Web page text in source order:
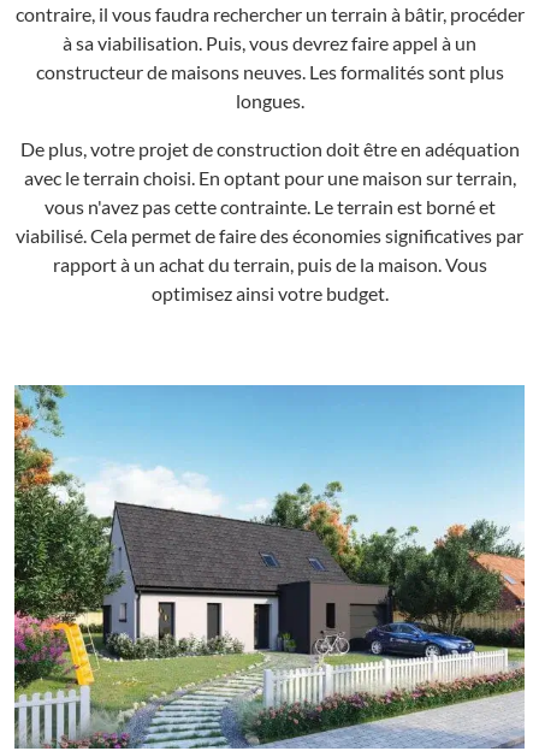
contraire, il vous faudra rechercher un terrain à bâtir, procéder
à sa viabilisation. Puis, vous devrez faire appel à un
constructeur de maisons neuves. Les formalités sont plus
longues.
De plus, votre projet de construction doit être en adéquation
avec le terrain choisi. En optant pour une maison sur terrain,
vous n'avez pas cette contrainte. Le terrain est borné et
viabilisé. Cela permet de faire des économies significatives par
rapport à un achat du terrain, puis de la maison. Vous
optimisez ainsi votre budget.